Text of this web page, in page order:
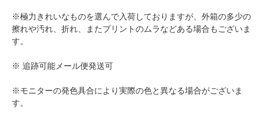
※極力きれいなものを選んで入荷しておりますが、外箱の多少の
擦れや汚れ、折れ、またプリントのムラなどある場合もございま
す。
※ 追跡可能メール便発送可
※モニターの発色具合により実際の色と異なる場合がございま
す。